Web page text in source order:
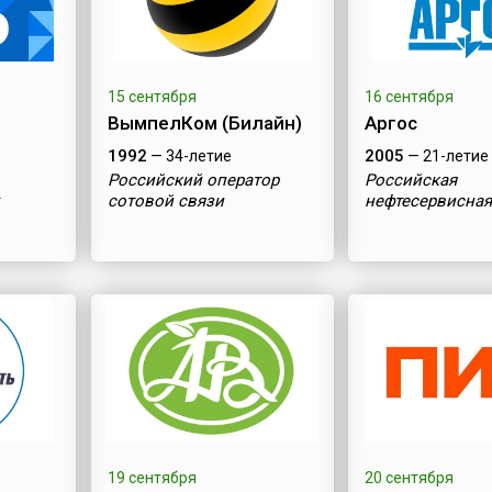
15 сентября
ВымпелКом (Билайн)
1992 — 34-летие
Российский оператор
сотовой связи
16 сентября
Аргос
2005 — 21-летие
Российская
19 сентября 20 сентября